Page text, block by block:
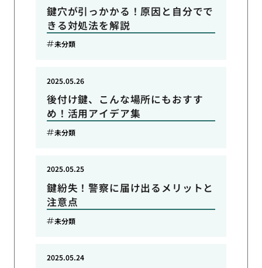
鍵穴が引っかかる！原因と自分でで
きる対処法を解説
未分類
後付け鍵、こんな場所にもおすす
め！活用アイデア集
2025.05.26
未分類
鍵紛失！警察に届け出るメリットと
注意点
2025.05.25
未分類
2025.05.24